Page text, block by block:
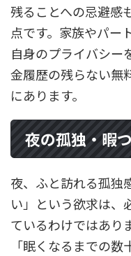
残ることへの忌避感
点です。家族やパー
自身のプライバシー
金履歴の残らない無
にあります。
夜の孤独・暇
夜、ふと訪れる孤独
い」という欲求は、
ているわけではあり
「眠くなるまでの